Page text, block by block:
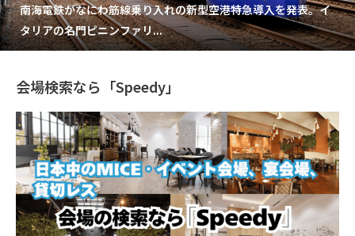
南海電鉄がなにわ筋線乗り入れの新型空港特急導入を発表。イ
タリアの名門ピニンファリ...
会場検索なら「Speedy」